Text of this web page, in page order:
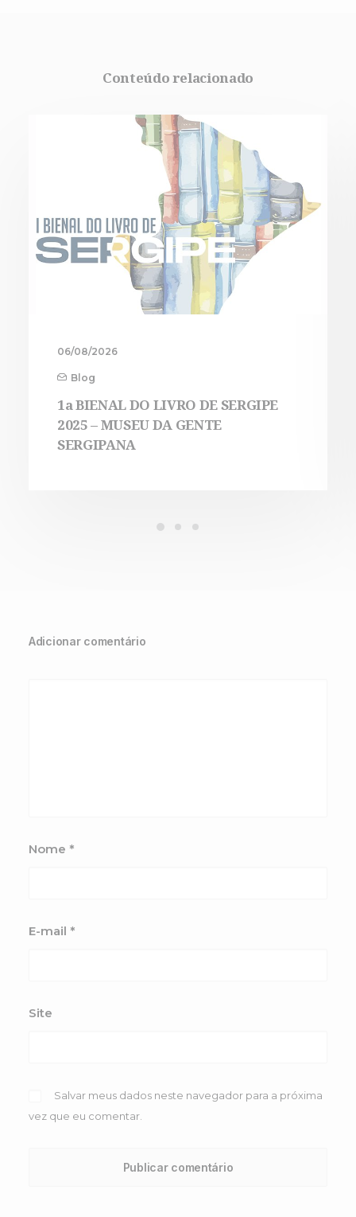
Conteúdo relacionado
06/08/2026
Blog
1a BIENAL DO LIVRO DE SERGIPE
2025 – MUSEU DA GENTE
SERGIPANA
Adicionar comentário
Nome *
E-mail *
Site
Salvar meus dados neste navegador para a próxima
vez que eu comentar.